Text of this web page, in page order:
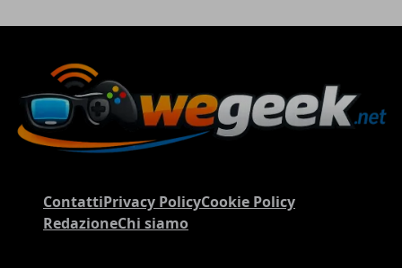
ContattiPrivacy PolicyCookie Policy
RedazioneChi siamo